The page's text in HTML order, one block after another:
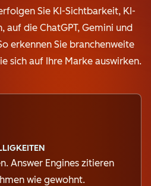
Sie KI-Sichtbarkeit, KI-
auf die ChatGPT, Gemini und
erkennen Sie branchenweite
sich auf Ihre Marke auswirken.
Answer Engines zitieren
wie gewohnt.